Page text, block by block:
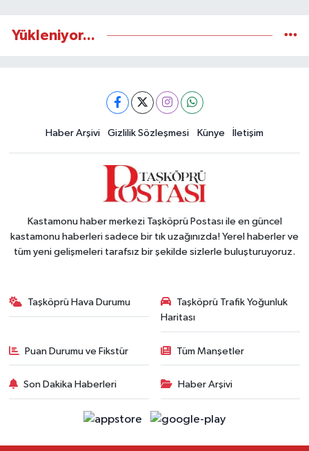
Yükleniyor...
Haber Arşivi Gizlilik Sözleşmesi Künye İletişim
Kastamonu haber merkezi Taşköprü Postası ile en güncel
kastamonu haberleri sadece bir tık uzağınızda! Yerel haberler ve
tüm yeni gelişmeleri tarafsız bir şekilde sizlerle buluşturuyoruz.
Taşköprü Hava Durumu
Taşköprü Trafik Yoğunluk
Haritası
Puan Durumu ve Fikstür Tüm Manşetler
Son Dakika Haberleri Haber Arşivi